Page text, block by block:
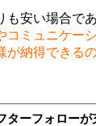
も安い場合で
コミュニケー
が納得できる
ターフォローが